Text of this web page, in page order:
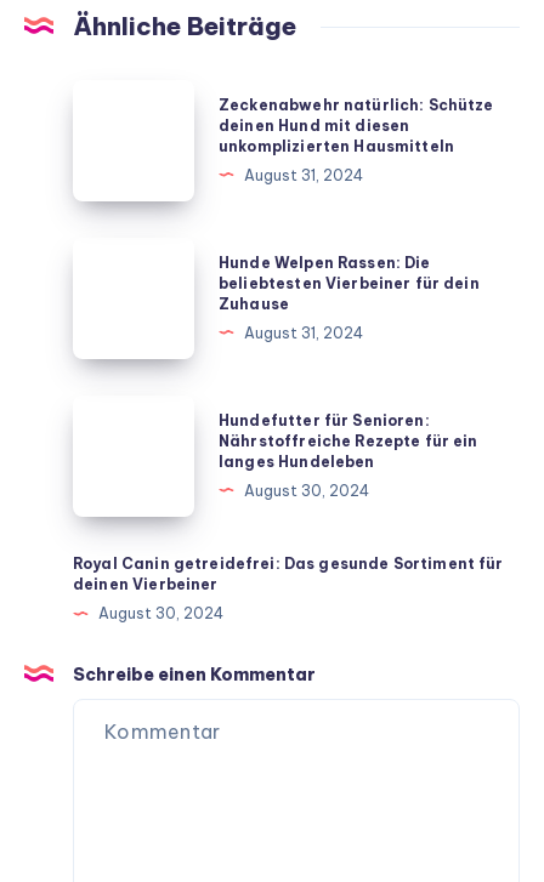
Ähnliche Beiträge
Hund
Zeckenabwehr natürlich: Schütze
deinen Hund mit diesen
unkomplizierten Hausmitteln
August 31, 2024
beliebtesten
Hunde Welpen Rassen: Die
beliebtesten Vierbeiner für dein
Zuhause
August 31, 2024
Rezepte
für
ein
langes
Hundefutter für Senioren:
Nährstoffreiche Rezepte für ein
langes Hundeleben
August 30, 2024
Royal Canin getreidefrei: Das gesunde Sortiment für
deinen Vierbeiner
August 30, 2024
Schreibe einen Kommentar